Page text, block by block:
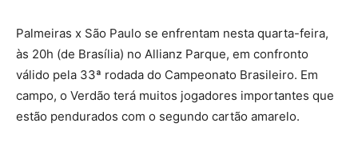
Palmeiras x São Paulo se enfrentam nesta quarta-feira,
às 20h (de Brasília) no Allianz Parque, em confronto
válido pela 33ª rodada do Campeonato Brasileiro. Em
campo, o Verdão terá muitos jogadores importantes que
estão pendurados com o segundo cartão amarelo.